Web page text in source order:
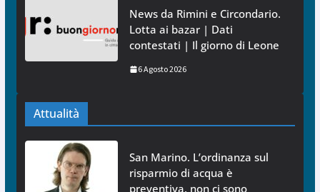
News da Rimini e Circondario.
Lotta ai bazar | Dati
contestati | Il giorno di Leone
6 Agosto 2026
Attualità
San Marino. L’ordinanza sul
risparmio di acqua è
preventiva, non ci sono